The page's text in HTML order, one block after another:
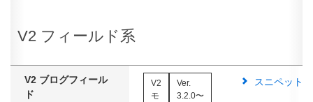
V2 フィールド系
V2 ブログフィール
ド
V2
モ
Ver.
3.2.0〜
スニペット